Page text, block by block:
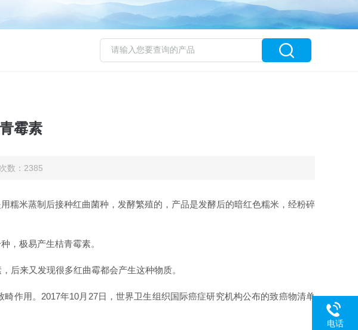
霉素
数：2385
米蒸制后接种红曲菌种，发酵繁殖的，产品是发酵后的暗红色糯米，经粉碎
极易产生桔青霉素。
来又发现很多红曲霉都会产生这种物质。
用。2017年10月27日，世界卫生组织国际癌症研究机构公布的致癌物清单
电话